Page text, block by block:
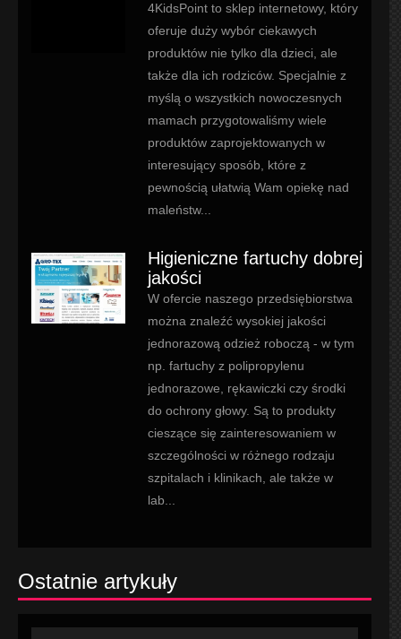
4KidsPoint to sklep internetowy, który
oferuje duży wybór ciekawych
produktów nie tylko dla dzieci, ale
także dla ich rodziców. Specjalnie z
myślą o wszystkich nowoczesnych
mamach przygotowaliśmy wiele
produktów zaprojektowanych w
interesujący sposób, które z
pewnością ułatwią Wam opiekę nad
maleństw...
Higieniczne fartuchy dobrej
jakości
W ofercie naszego przedsiębiorstwa
można znaleźć wysokiej jakości
jednorazową odzież roboczą - w tym
np. fartuchy z polipropylenu
jednorazowe, rękawiczki czy środki
do ochrony głowy. Są to produkty
cieszące się zainteresowaniem w
szczególności w różnego rodzaju
szpitalach i klinikach, ale także w
lab...
Ostatnie artykuły